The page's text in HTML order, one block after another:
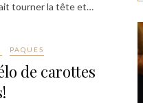
tourner la tête et…
PAQUES
de carottes